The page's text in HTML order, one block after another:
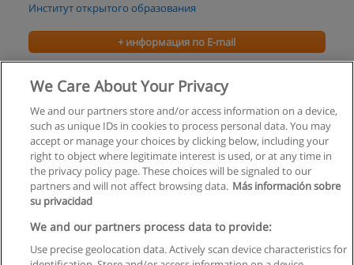
Институт открытого образования
+ информация по E-mail
Менеджмент организации
+ информация по E-mail
Правила пользования
Конфиденциальность информации
We Care About Your Privacy
We and our partners store and/or access information on a device,
such as unique IDs in cookies to process personal data. You may
accept or manage your choices by clicking below, including your
right to object where legitimate interest is used, or at any time in
the privacy policy page. These choices will be signaled to our
partners and will not affect browsing data. Más información sobre
su privacidad
We and our partners process data to provide:
Use precise geolocation data. Actively scan device characteristics for